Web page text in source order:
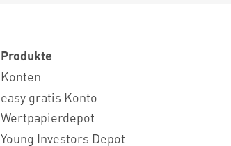
Produkte
Konten
easy gratis Konto
Wertpapierdepot
Young Investors Depot